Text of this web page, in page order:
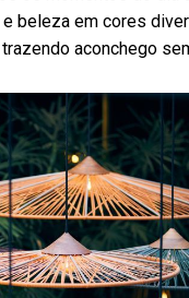
beleza em cores
aconchego